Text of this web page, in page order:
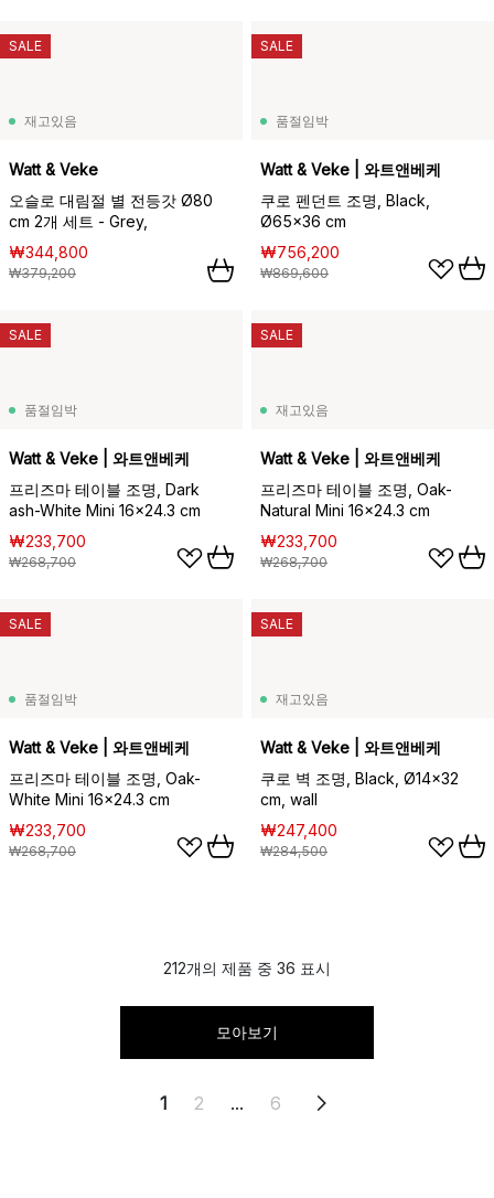
재고있음
Watt & Veke
오슬로 대림절 별 전등갓 Ø80
cm 2개 세트 - Grey,
₩344,800
₩379,200
SALE
품절임박
Watt & Veke | 와트앤베케
쿠로 펜던트 조명, Black,
Ø65x36 cm
₩756,200
₩869,600
SALE
품절임박
Watt & Veke | 와트앤베케
프리즈마 테이블 조명, Dark
ash-White Mini 16x24.3 cm
₩233,700
₩268,700
SALE
재고있음
Watt & Veke | 와트앤베케
프리즈마 테이블 조명, Oak-
Natural Mini 16x24.3 cm
₩233,700
₩268,700
SALE
품절임박
Watt & Veke | 와트앤베케
프리즈마 테이블 조명, Oak-
White Mini 16x24.3 cm
₩233,700
₩268,700
SALE
재고있음
Watt & Veke | 와트앤베케
쿠로 벽 조명, Black, Ø14x32
cm, wall
₩247,400
₩284,500
SALE
212개의 제품 중 36 표시
모아보기
1 2 ... 6